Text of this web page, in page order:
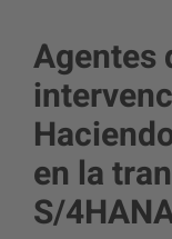
Agentes
en la
S/